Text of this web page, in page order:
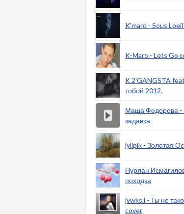
K'maro - Sous
K-Maro - Lets Go
K 2'GANGSTA
тобой 2012.
Маша Федорова -
задавка
jylipik - Золотая
Нурлан
походка
jvwks.l - Ты не
cover